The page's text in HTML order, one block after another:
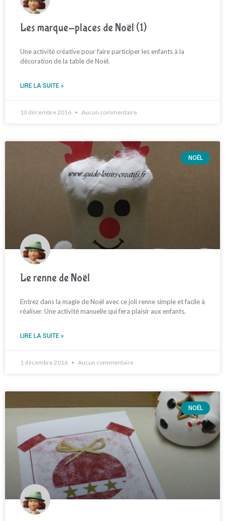
Les marque-places de Noël (1)
Une activité créative pour faire participer les enfants à la
décoration de la table de Noël.
LIRE LA SUITE »
10 décembre 2016 Aucun commentaire
NOËL
Le renne de Noël
Entrez dans la magie de Noël avec ce joli renne simple et facile à
réaliser. Une activité manuelle qui fera plaisir aux enfants.
LIRE LA SUITE »
1 décembre 2016 Aucun commentaire
NOËL